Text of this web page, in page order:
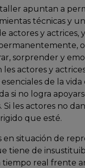
apuntan a
técnicas y
actores y actrices,
sorprender y
les actores y
esenciales de la
si no logra
Si les actores no
que esté.
en situación de
tiene de
real frente